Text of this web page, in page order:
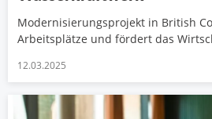
Modernisierungsprojekt in British
Arbeitsplätze und fördert das
12.03.2025